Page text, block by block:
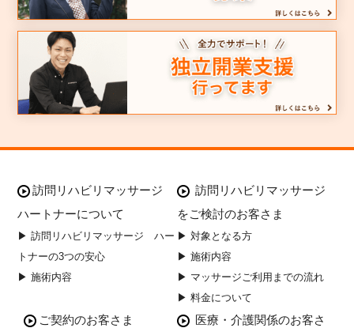
訪問リハビリマッサージ
ハートナーについて
▶ 訪問リハビリマッサージ ハー
トナーの3つの安心
▶ 施術内容
訪問リハビリマッサージ
をご検討のお客さま
▶ 対象となる方
▶ 施術内容
▶ マッサージご利用までの流れ
▶ 料金について
ご契約のお客さま
医療・介護関係のお客さ